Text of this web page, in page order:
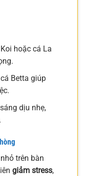
hoặc cá La
Betta giúp
dịu nhẹ,
trên bàn
giảm stress,